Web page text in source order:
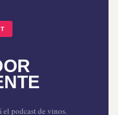
el podcast de vinos.